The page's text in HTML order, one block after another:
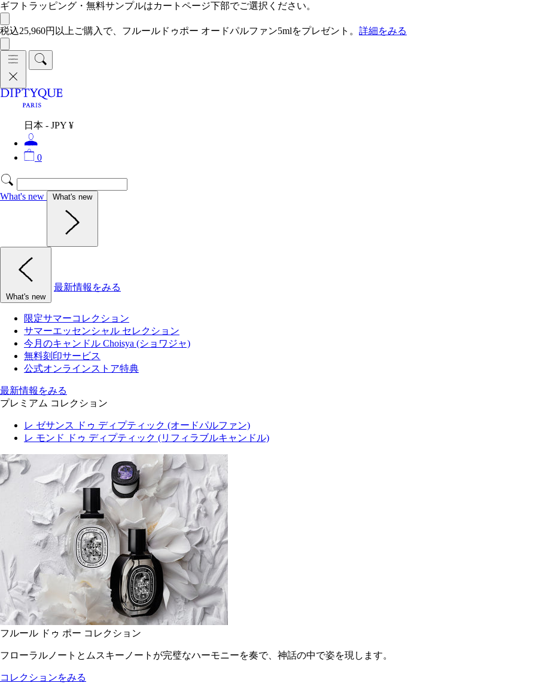
ギフトラッピング・無料サンプルはカートページ下部でご選択ください。
税込25,960円以上ご購入で、フルールドゥポー オードパルファン5mlをプレゼント。 詳細をみる
日本 - JPY ¥
0
What's new What's new
What's new
最新情報をみる
限定サマーコレクション
サマーエッセンシャル セレクション
今月のキャンドル Choisya (ショワジャ)
無料刻印サービス
公式オンラインストア特典
最新情報をみる
プレミアム コレクション
レ ゼサンス ドゥ ディプティック (オードパルファン)
レ モンド ドゥ ディプティック (リフィラブルキャンドル)
フルール ドゥ ポー コレクション
フローラルノートとムスキーノートが完璧なハーモニーを奏で、神話の中で姿を現します。
コレクションをみる